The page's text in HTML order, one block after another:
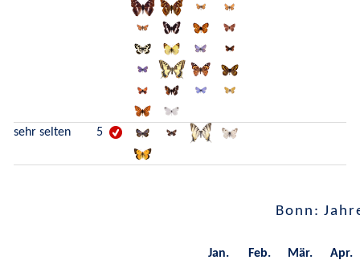
sehr selten 5
Bonn:
Jan. Feb. Mär. Apr.